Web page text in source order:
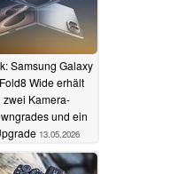
Samsung Galaxy
Wide erhält
zwei Kamera-
und ein
13.05.2026